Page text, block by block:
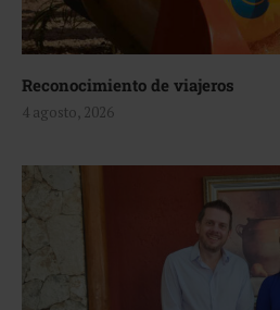
Reconocimiento de viajeros
4 agosto, 2026